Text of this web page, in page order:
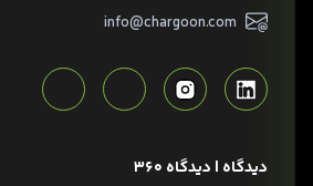
info@chargoon.com
دیدگاه | دیدگاه 360